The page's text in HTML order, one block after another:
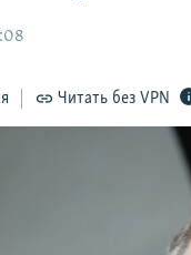
Читать без VPN